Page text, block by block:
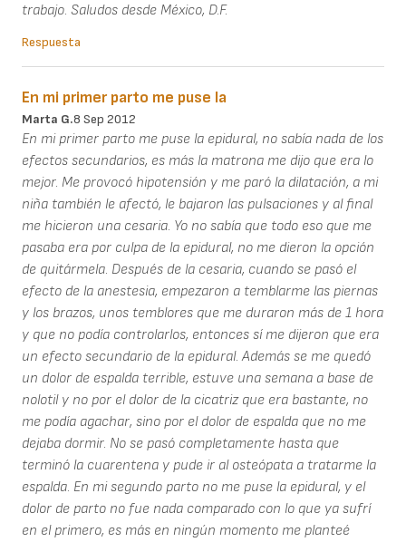
trabajo. Saludos desde México, D.F.
Respuesta
En mi primer parto me puse la
Marta G.8 Sep 2012
En mi primer parto me puse la epidural, no sabía nada de los
efectos secundarios, es más la matrona me dijo que era lo
mejor. Me provocó hipotensión y me paró la dilatación, a mi
niña también le afectó, le bajaron las pulsaciones y al final
me hicieron una cesaria. Yo no sabía que todo eso que me
pasaba era por culpa de la epidural, no me dieron la opción
de quitármela. Después de la cesaria, cuando se pasó el
efecto de la anestesia, empezaron a temblarme las piernas
y los brazos, unos temblores que me duraron más de 1 hora
y que no podía controlarlos, entonces sí me dijeron que era
un efecto secundario de la epidural. Además se me quedó
un dolor de espalda terrible, estuve una semana a base de
nolotil y no por el dolor de la cicatriz que era bastante, no
me podía agachar, sino por el dolor de espalda que no me
dejaba dormir. No se pasó completamente hasta que
terminó la cuarentena y pude ir al osteópata a tratarme la
espalda. En mi segundo parto no me puse la epidural, y el
dolor de parto no fue nada comparado con lo que ya sufrí
en el primero, es más en ningún momento me planteé